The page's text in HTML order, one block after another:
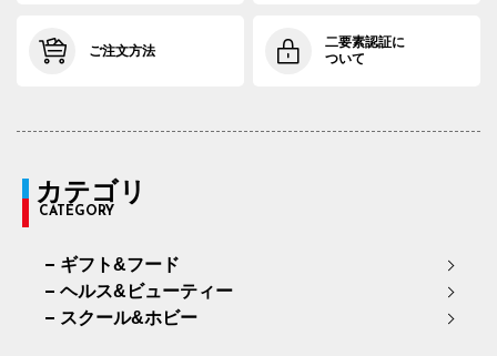
ご注文方法
二要素認証に
ついて
カテゴリ
CATEGORY
ギフト&フード
ヘルス&ビューティー
スクール&ホビー